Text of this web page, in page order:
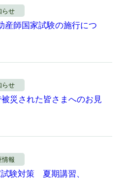
らせ
産師国家試験の施行につ
らせ
災された皆さまへのお見
情報
験対策 夏期講習、